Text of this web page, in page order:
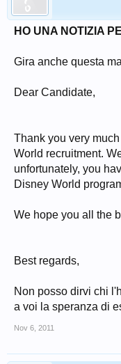
HO UNA NOTIZIA
Gira anche questa
Dear Candidate,
Thank you very
World recruitment.
unfortunately, you
Disney World
We hope you all the
Best regards,
Non posso dirvi chi
a voi la speranza di
Nov 6, 2011